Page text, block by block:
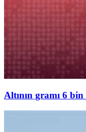
Altının gramı 6